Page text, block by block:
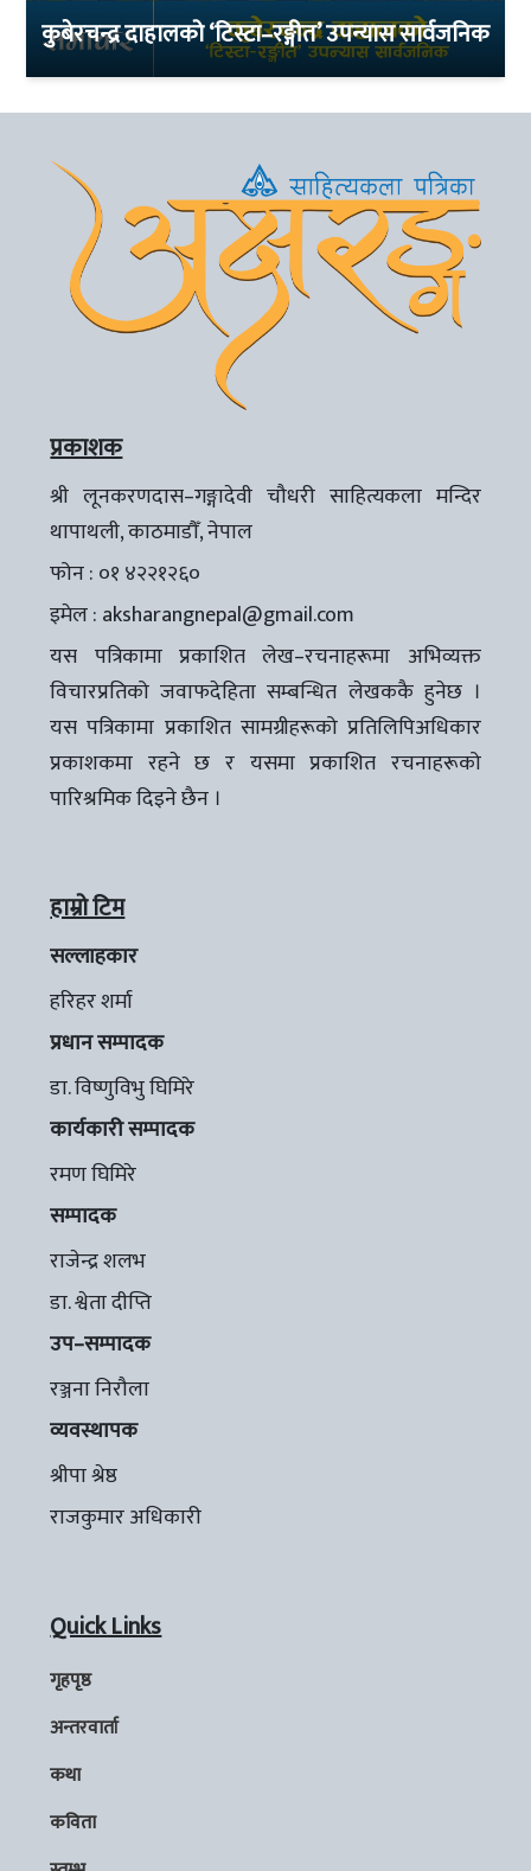
कुबेरचन्द्र दाहालको ‘टिस्टा–रङ्गीत’ उपन्यास सार्वजनिक
प्रकाशक
श्री लूनकरणदास–गङ्गादेवी चौधरी साहित्यकला मन्दिर
थापाथली, काठमाडौँ, नेपाल
फोन : ०१ ४२२१२६०
इमेल : aksharangnepal@gmail.com
यस पत्रिकामा प्रकाशित लेख–रचनाहरूमा अभिव्यक्त
विचारप्रतिको जवाफदेहिता सम्बन्धित लेखककै हुनेछ ।
यस पत्रिकामा प्रकाशित सामग्रीहरूको प्रतिलिपिअधिकार
प्रकाशकमा रहने छ र यसमा प्रकाशित रचनाहरूको
पारिश्रमिक दिइने छैन ।
हाम्रो टिम
सल्लाहकार
हरिहर शर्मा
प्रधान सम्पादक
डा. विष्णुविभु घिमिरे
कार्यकारी सम्पादक
रमण घिमिरे
सम्पादक
राजेन्द्र शलभ
डा. श्वेता दीप्ति
उप–सम्पादक
रञ्जना निरौला
व्यवस्थापक
श्रीपा श्रेष्ठ
राजकुमार अधिकारी
Quick Links
गृहपृष्ठ
अन्तरवार्ता
कथा
कविता